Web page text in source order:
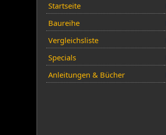
Startseite
Baureihe
Vergleichsliste
Specials
Anleitungen & Bücher